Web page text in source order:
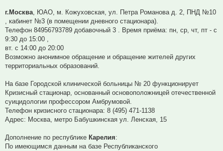
г.Москва, ЮАО, м. Кожуховская, ул. Петра Романова д. 2, ПНД №10
, кабинет №3 (в помещении дневного стационара).
Телефон 84956793789 добавочный 3 . Время приёма: пн, ср, чт, пт - с
9:30 до 15:00 ,
вт. с 14:00 до 20:00
Возможно анонимное обращение и обращение жителей других
территориальных образований.
На базе Городской клинической больницы № 20 функционирует
Кризисный стационар, основанный основоположницей отечественной
суицидологии профессором Амбрумовой.
Телефон кризисного стационара: 8 (495) 471-1138
Адрес: Москва, метро Бабушкинская ул. Ленская, 15
Дополнение по республике Карелия:
По имеющимся данным на базе Республиканского